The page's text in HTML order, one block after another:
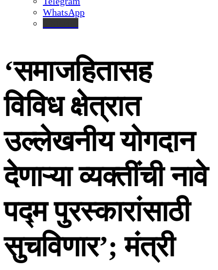
WhatsApp
‘समाजहितासह
विविध क्षेत्रात
उल्लेखनीय योगदान
देणाऱ्या व्यक्तींची नावे
पद्म पुरस्कारांसाठी
सुचविणार’; मंत्री